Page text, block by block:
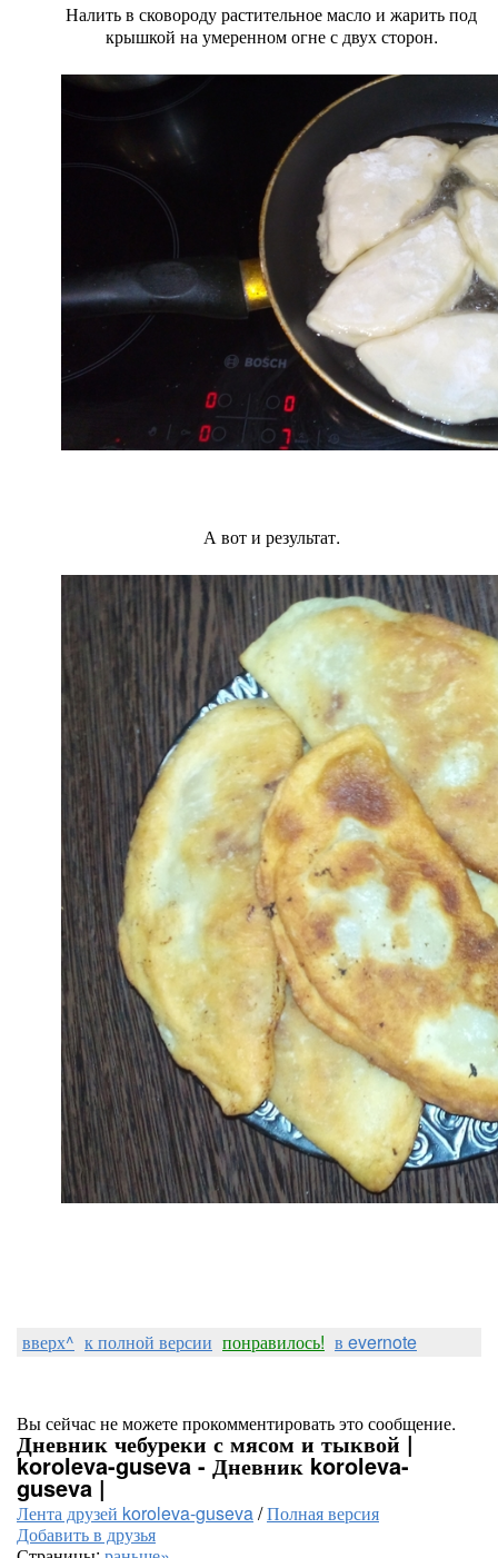
Налить в сковороду растительное масло и жарить под
крышкой на умеренном огне с двух сторон.
А вот и результат.
вверх^ к полной версии понравилось! в evernote
Вы сейчас не можете прокомментировать это сообщение.
Дневник чебуреки с мясом и тыквой |
koroleva-guseva - Дневник koroleva-
guseva |
Лента друзей koroleva-guseva/Полная версия
Добавить в друзья